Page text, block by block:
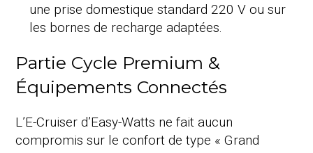
une prise domestique standard 220 V ou sur
les bornes de recharge adaptées.
Partie Cycle Premium &
Équipements Connectés
L’E-Cruiser d’Easy-Watts ne fait aucun
compromis sur le confort de type « Grand